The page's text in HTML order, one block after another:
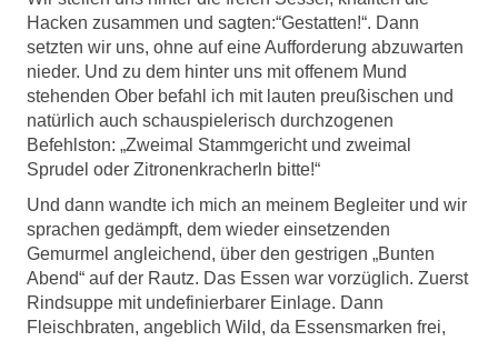
Hacken zusammen und sagten:“Gestatten!“. Dann
setzten wir uns, ohne auf eine Aufforderung abzuwarten
nieder. Und zu dem hinter uns mit offenem Mund
stehenden Ober befahl ich mit lauten preußischen und
natürlich auch schauspielerisch durchzogenen
Befehlston: „Zweimal Stammgericht und zweimal
Sprudel oder Zitronenkracherln bitte!“
Und dann wandte ich mich an meinem Begleiter und wir
sprachen gedämpft, dem wieder einsetzenden
Gemurmel angleichend, über den gestrigen „Bunten
Abend“ auf der Rautz. Das Essen war vorzüglich. Zuerst
Rindsuppe mit undefinierbarer Einlage. Dann
Fleischbraten, angeblich Wild, da Essensmarken frei,